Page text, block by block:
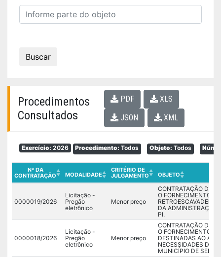
Buscar
Procedimentos
Consultados
PDF
XLS
JSON
XML
Exercício: 2026 Procedimento: Todos Objeto: Todos
Nº DA
CONTRATAÇÃO
▲
▼
MODALIDADE ▲
▼
CRITÉRIO DE
JULGAMENTO
▲
▼
OBJETO ▲
▼
0000019/2026
Licitação -
Pregão
eletrônico
Menor preço
CONTRATAÇÃO DE
O FORNECIMENTO
DA ADMINISTRAÇÃO
PI.
0000018/2026
Licitação -
Pregão
eletrônico
Menor preço
CONTRATAÇÃO DE
O FORNECIMENTO
DESTINADAS AO
NECESSIDADES DA
MUNICÍPIO DE